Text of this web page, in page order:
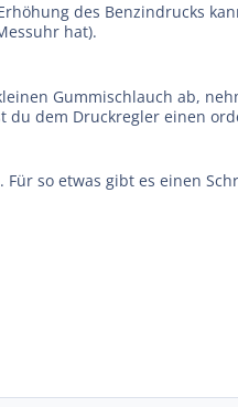
des Benzindrucks
hat).
Gummischlauch ab,
du dem Druckregler einen
so etwas gibt es einen